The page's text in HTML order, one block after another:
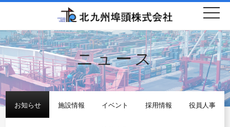
ニュース
お知らせ 施設情報 イベント 採用情報 役員人事